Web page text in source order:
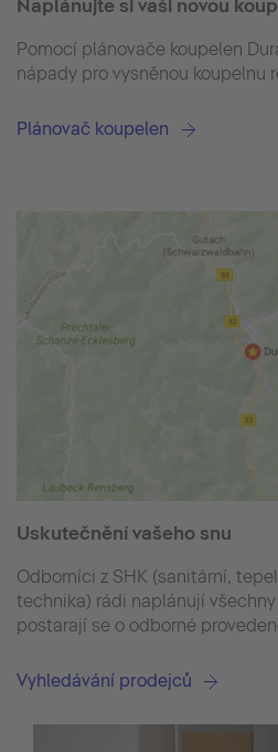
Naplánujte si vaši novou
Pomocí plánovače koupelen
nápady pro vysněnou koupelnu
Plánovač koupelen
Uskutečnění vašeho snu
Odborníci z SHK (sanitární,
technika) rádi naplánují
postarají se o odborné
Vyhledávání prodejců